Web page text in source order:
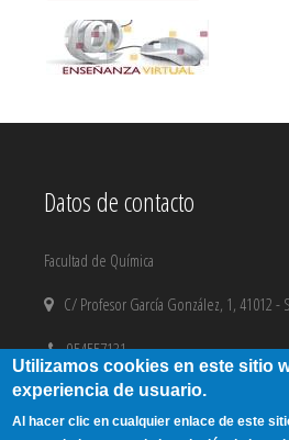
Datos de contacto
Facultad de Química
C/ Profesor García González, 1, 41012 -
954557131
email@us.es
Utilizamos cookies en este sitio
experiencia de usuario.
Al hacer clic en cualquier enlace de este